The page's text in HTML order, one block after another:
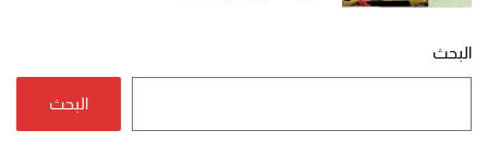
البحث
البحث